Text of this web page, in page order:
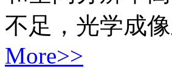
不足，光学成
More>>